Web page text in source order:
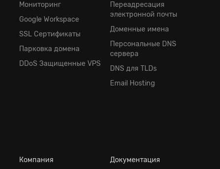
Мониторинг
Google Workspace
SSL Сертификаты
Парковка домена
DDoS Защищенные VPS
Переадресация
электронной почты
Доменные имена
Персональные DNS
сервера
DNS для TLDs
Email Hosting
Компания Документация